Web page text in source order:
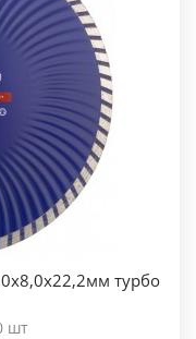
турбо
шт